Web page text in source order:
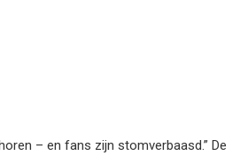
– en fans zijn stomverbaasd.” De